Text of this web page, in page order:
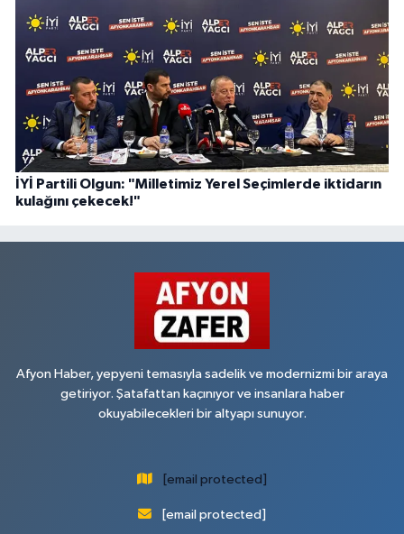
İYİ Partili Olgun: "Milletimiz Yerel Seçimlerde iktidarın
kulağını çekecek!"
Afyon Haber, yepyeni temasıyla sadelik ve modernizmi bir araya
getiriyor. Şatafattan kaçınıyor ve insanlara haber
okuyabilecekleri bir altyapı sunuyor.
[email protected]
[email protected]